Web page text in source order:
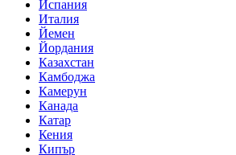
Испания
Италия
Йемен
Йордания
Казахстан
Камбоджа
Камерун
Канада
Катар
Кения
Кипър